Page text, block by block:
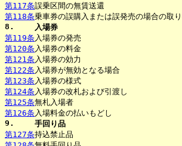
第117条誤乗区間の無賃送還
第118条乗車券の誤購入または誤発売の場合の取
8.
入場券
第119条入場券の発売
第120条入場券の料金
第121条入場券の効力
第122条入場券が無効となる場合
第123条入場券の様式
第124条入場券の改札および引渡し
第125条無札入場者
第126条入場料金の払いもどし
9.
手回り品
第127条持込禁止品